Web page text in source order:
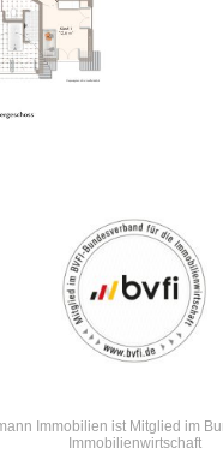
Immobilien ist Mitglied im
Immobilienwirtschaft